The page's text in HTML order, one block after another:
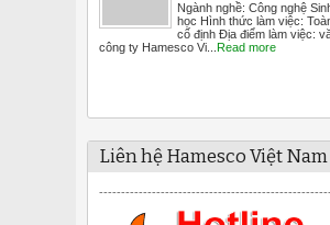
Ngành nghề: Công nghệ
học Hình thức làm việc:
cố định Địa điểm làm việc:
công ty Hamesco Vi...
Read more
Liên hệ Hamesco Việt Nam
-----------------------------------------------------